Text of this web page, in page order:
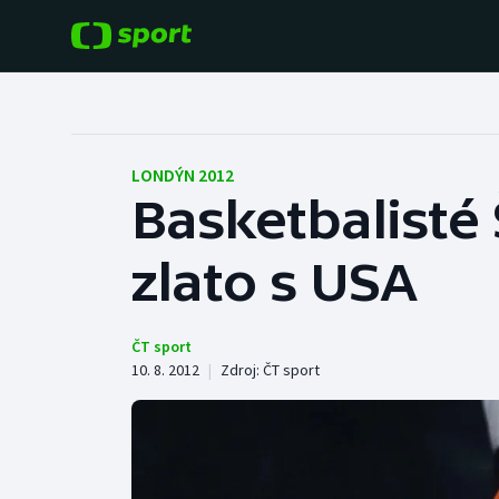
Hokej
Tenis
Cyklistika
Baseball a softbal
Basketbal
Boby a skeleton
LONDÝN 2012
Basketbalisté
zlato s USA
ČT sport
10. 8. 2012 | Zdroj: ČT sport